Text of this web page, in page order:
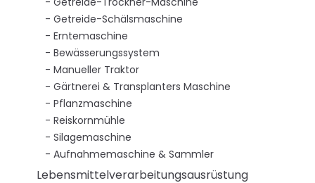
Getreide-Schälsmaschine
Erntemaschine
Bewässerungssystem
Manueller Traktor
Gärtnerei & Transplanters Maschine
Pflanzmaschine
Reiskornmühle
Silagemaschine
Aufnahmemaschine & Sammler
Lebensmittelverarbeitungsausrüstung